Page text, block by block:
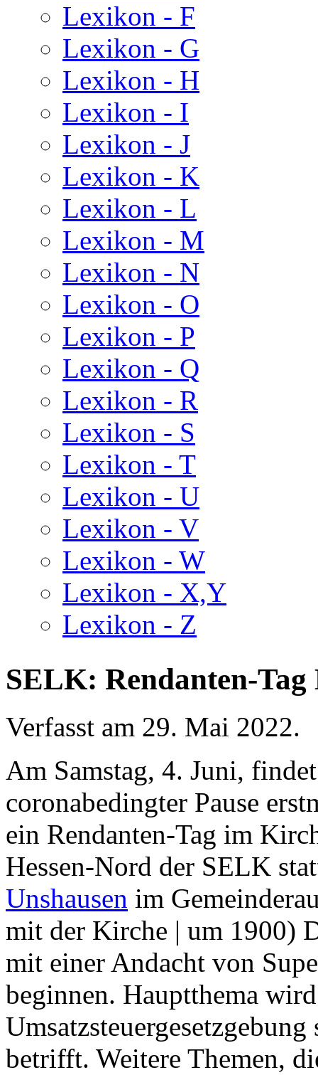
Lexikon - F
Lexikon - G
Lexikon - H
Lexikon - I
Lexikon - J
Lexikon - K
Lexikon - L
Lexikon - M
Lexikon - N
Lexikon - O
Lexikon - P
Lexikon - Q
Lexikon - R
Lexikon - S
Lexikon - T
Lexikon - U
Lexikon - V
Lexikon - W
Lexikon - X,Y
Lexikon - Z
SELK: Rendanten-Tag
Verfasst am 29. Mai 2022.
Am Samstag, 4. Juni,
coronabedingter Pause
ein Rendanten-Tag im
Hessen-Nord der SELK
Unshausen im
mit der Kirche | um 1900)
mit einer Andacht von
beginnen. Hauptthema
betrifft. Weitere Themen,